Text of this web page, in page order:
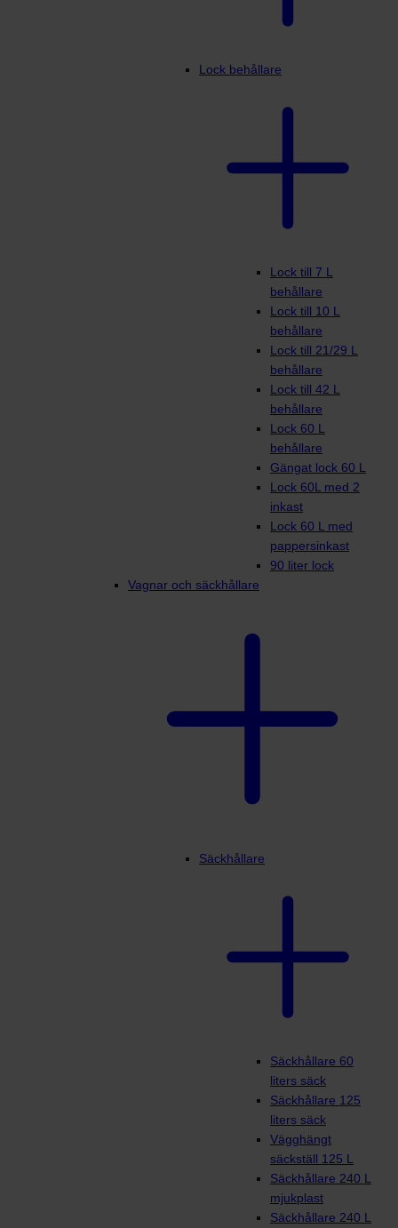
Lock behållare
Lock till 7 L
behållare
Lock till 10 L
behållare
Lock till 21/29 L
behållare
Lock till 42 L
behållare
Lock 60 L
behållare
Gängat lock 60 L
Lock 60L med 2
inkast
Lock 60 L med
pappersinkast
90 liter lock
Vagnar och säckhållare
Säckhållare
Säckhållare 60
liters säck
Säckhållare 125
liters säck
Vägghängt
säckställ 125 L
Säckhållare 240 L
mjukplast
Säckhållare 240 L